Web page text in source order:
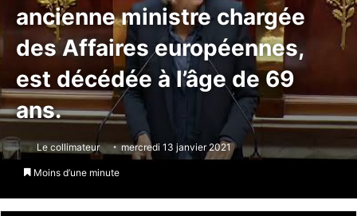
ancienne ministre chargée
des Affaires européennes,
est décédée à l’âge de 69
ans.
Le collimateur mercredi 13 janvier 2021
Moins d’une minute